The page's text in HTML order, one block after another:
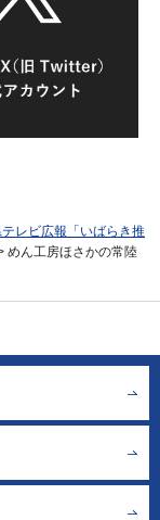
レビ広報「いばらき推
めん工房ほさかの常陸